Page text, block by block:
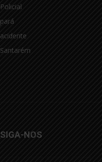
Policial
pará
acidente
Santarém
SIGA-NOS